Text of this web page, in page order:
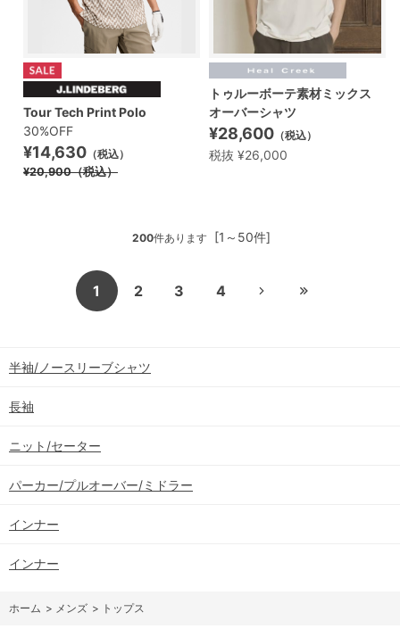
Tour Tech Print Polo
30%OFF
¥14,630 （税込）
¥20,900（税込）
トゥルーボーテ素材ミックス
オーバーシャツ
¥28,600 （税込）
税抜 ¥26,000
[1～50件]
200件あります
1 2 3 4
半袖/ノースリーブシャツ
長袖
ニット/セーター
パーカー/プルオーバー/ミドラー
インナー
インナー
ホーム > メンズ > トップス